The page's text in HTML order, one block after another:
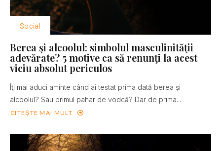
Social
Berea şi alcoolul: simbolul masculinităţii
adevărate? 5 motive ca să renunţi la acest
viciu absolut periculos
Îţi mai aduci aminte când ai testat prima dată berea şi
alcoolul? Sau primul pahar de vodcă? Dar de prima...
CITEȘTE MAI MULT